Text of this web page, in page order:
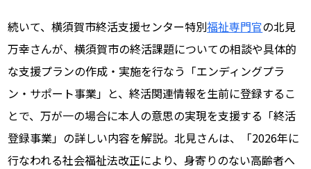
続いて、横須賀市終活支援センター特別福祉専門官の北見
万幸さんが、横須賀市の終活課題についての相談や具体的
な支援プランの作成・実施を行なう「エンディングプラ
ン・サポート事業」と、終活関連情報を生前に登録するこ
とで、万が一の場合に本人の意思の実現を支援する「終活
登録事業」の詳しい内容を解説。北見さんは、「2026年に
行なわれる社会福祉法改正により、身寄りのない高齢者へ